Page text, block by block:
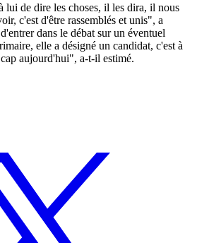
lui de dire les choses, il les dira, il nous
c'est d'être rassemblés et unis", a
dans le débat sur un éventuel
elle a désigné un candidat, c'est à
aujourd'hui", a-t-il estimé.